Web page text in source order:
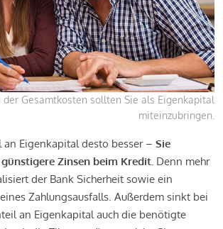
der Gesamtkosten sollten Sie als Eigenkapital
miteinzubringen.
an Eigenkapital desto besser – Sie
Zinsen beim Kredit. Denn mehr
der Bank Sicherheit sowie ein
Zahlungsausfalls. Außerdem sinkt bei
an Eigenkapital auch die benötigte